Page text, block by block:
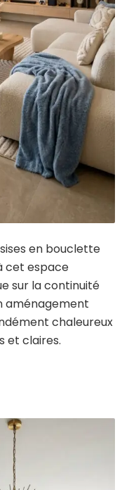
en bouclette
cet espace
sur la continuité
aménagement
chaleureux
et claires.